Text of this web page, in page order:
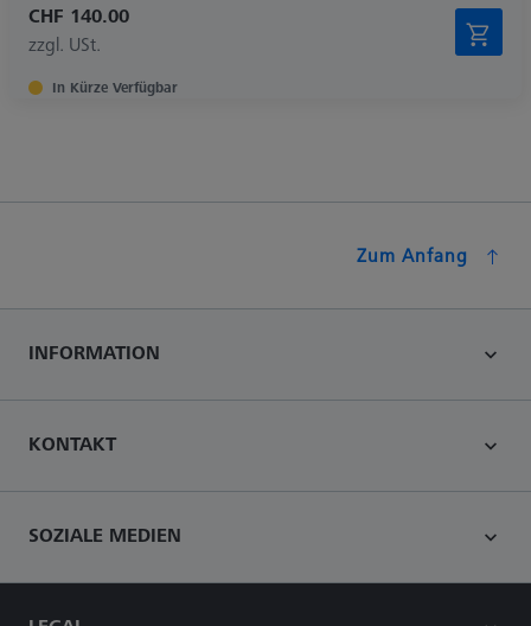
CHF 140.00
zzgl. USt.
In Kürze Verfügbar
Zum Anfang
INFORMATION
KONTAKT
SOZIALE MEDIEN